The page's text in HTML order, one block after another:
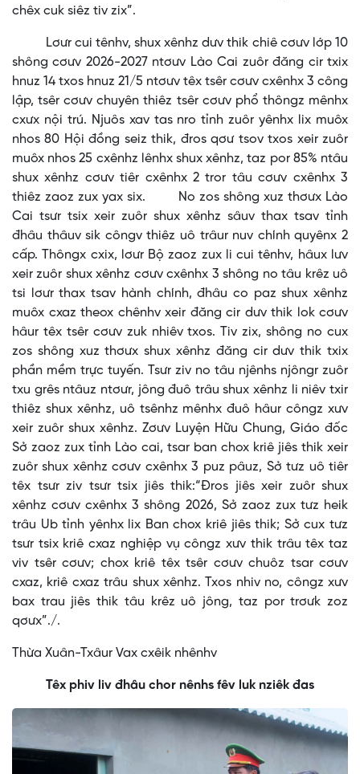
chêx cuk siêz tiv zix”.
Lơưr cui tênhv, shux xênhz dưv thik chiê cơưv lớp 10
shông cơưv 2026-2027 ntơưv Lào Cai zuôr đăng cir txix
hnuz 14 txos hnuz 21/5 ntơưv têx tsêr cơưv cxênhx 3 công
lập, tsêr cơưv chuyên thiêz tsêr cơưv phổ thôngz mênhx
cxưx nội trú. Njuôs xav tas nro tỉnh zuôr yênhx lix muôx
nhos 80 Hội đồng seiz thik, đros qơư tsov txos xeir zuôr
muôx nhos 25 cxênhz lênhx shux xênhz, taz por 85% ntâu
shux xênhz cơưv tiêr cxênhx 2 tror tâu cơưv cxênhx 3
thiêz zaoz zux yax six. No zos shông xuz thơưx Lào
Cai tsưr tsix xeir zuôr shux xênhz sâuv thax tsav tỉnh
đhâu thâuv sik côngv thiêz uô trâur nuv chính quyênx 2
cấp. Thôngx cxix, lơưr Bộ zaoz zux li cui tênhv, hâux lưv
xeir zuôr shux xênhz cơưv cxênhx 3 shông no tâu krêz uô
tsi lơưr thax tsav hành chính, đhâu co paz shux xênhz
muôx cxaz theox chênhv xeir đăng cir dưv thik lok cơưv
hâur têx tsêr cơưv zuk nhiêv txos. Tiv zix, shông no cux
zos shông xuz thơưx shux xênhz đăng cir dưv thik txix
phần mềm trực tuyến. Tsưr ziv no tâu njênhs njôngr zuôr
txu grês ntâuz ntơưr, jông đuô trâu shux xênhz li niêv txir
thiêz shux xênhz, uô tsênhz mênhx đuô hâur côngz xưv
xeir zuôr shux xênhz. Zơưv Luyện Hữu Chung, Giáo đốc
Sở zaoz zux tỉnh Lào cai, tsar ban chox kriê jiês thik xeir
zuôr shux xênhz cơưv cxênhx 3 puz pâuz, Sở tưz uô tiêr
têx tsưr ziv tsưr tsix jiês thik:“Đros jiês xeir zuôr shux
xênhz cơưv cxênhx 3 shông 2026, Sở zaoz zux tưz heik
trâu Ub tỉnh yênhx lix Ban chox kriê jiês thik; Sở cux tưz
tsưr tsix kriê cxaz nghiệp vụ côngz xưv thik trâu têx taz
viv tsêr cơưv; chox kriê têx tsêr cơưv chuôz tsar cơưv
cxaz, kriê cxaz trâu shux xênhz. Txos nhiv no, côngz xưv
bax trau jiês thik tâu krêz uô jông, taz por trơưk zoz
qơưx”./.
Thừa Xuân-Txâur Vax cxêik nhênhv
Têx phiv liv đhâu chor nênhs fêv luk nziêk đas